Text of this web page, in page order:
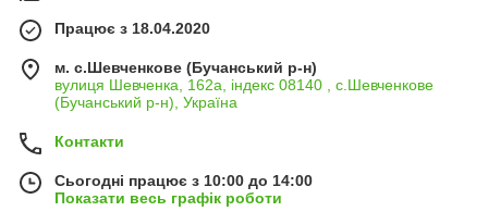
Працює з 18.04.2020
м. с.Шевченкове (Бучанський р-н)
вулиця Шевченка, 162а, індекс 08140 , с.Шевченкове
(Бучанський р-н), Україна
Контакти
Сьогодні працює з 10:00 до 14:00
Показати весь графік роботи